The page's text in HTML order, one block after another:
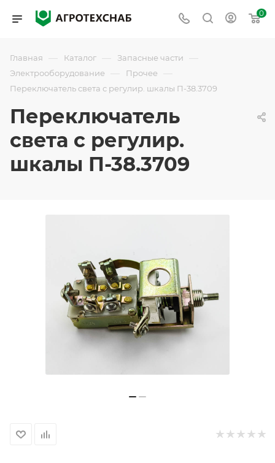
0
Главная — Каталог — Запасные части —
Электрооборудование — Прочее —
Переключатель света с регулир. шкалы П-38.3709
Переключатель
света с регулир.
шкалы П-38.3709